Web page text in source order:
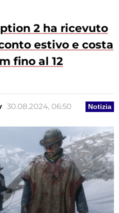
2 ha ricevuto
estivo e costa
fino al 12
Notizia
30.08.2024, 06:50